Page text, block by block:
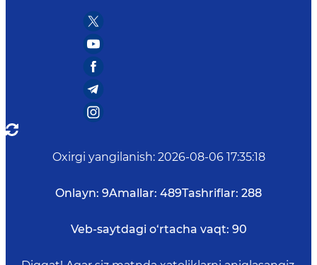
Oxirgi yangilanish: 2026-08-06 17:35:18
Onlayn: 9Amallar: 489Tashriflar: 288
Veb-saytdagi o‘rtacha vaqt: 90